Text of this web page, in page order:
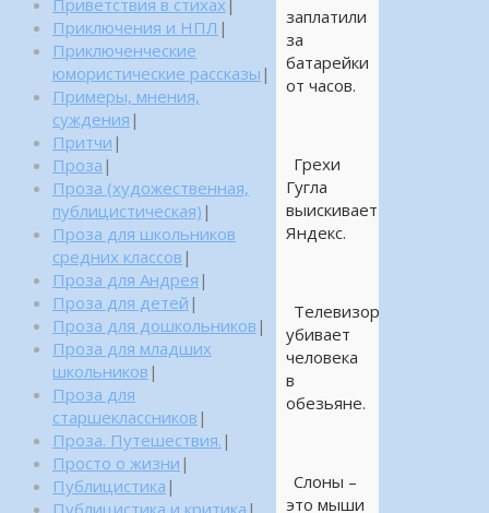
заплатили
за
батарейки
от часов.
Грехи
Гугла
выискивает
Яндекс.
Телевизор
убивает
человека
в
обезьяне.
Слоны –
это мыши
Приветствия в стихах
Приключения и НПЛ |
Приключенческие
юмористические рассказы |
Примеры, мнения,
суждения |
Притчи |
Проза |
Проза (художественная,
публицистическая) |
Проза для школьников
средних классов |
Проза для Андрея |
Проза для детей |
Проза для дошкольников |
Проза для младших
школьников |
Проза для
старшеклассников |
Проза. Путешествия. |
Просто о жизни |
Публицистика |
Публицистика и критика |